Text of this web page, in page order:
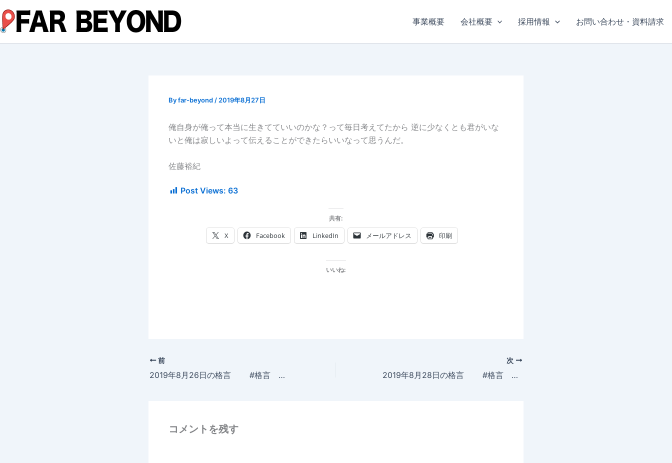
容
を
ス
事業概要 会社概要 採用情報 お問い合わせ・資料請求
Byfar-beyond / 2019年8月27日
俺自身が俺って本当に生きてていいのかな？って毎日考えてたから 逆に少なくとも君がいな
いと俺は寂しいよって伝えることができたらいいなって思うんだ。
佐藤裕紀
Post Views: 63
共有:
X Facebook LinkedIn メールアドレス 印刷
いいね:
前
2019年8月26日の格言 #格言 ＃名言 ＃急募 ＃募集 ＃採用 ＃人材 ＃ファービヨンド
次
2019年8月28日の格言 #格言 ＃名言 ＃急募 ＃募集 ＃採用 ＃人材 ＃ファービヨンド
コメントを残す